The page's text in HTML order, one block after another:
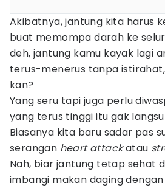
Akibatnya, jantung kita harus
buat memompa darah ke
deh, jantung kamu kayak lagi
terus-menerus tanpa
kan?
Yang seru tapi juga perlu
yang terus tinggi itu gak
Biasanya kita baru sadar pas
serangan heart attackatau
Nah, biar jantung tetap sehat
imbangi makan daging